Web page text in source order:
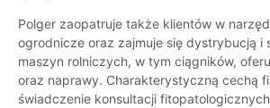
Polger zaopatruje także klientów w
ogrodnicze oraz zajmuje się dystrybucją i
maszyn rolniczych, w tym ciągników,
oraz naprawy. Charakterystyczną cechą
świadczenie konsultacji